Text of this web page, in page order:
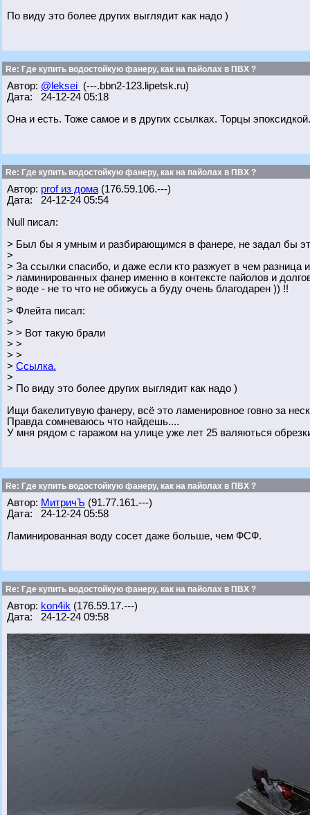
По виду это более других выглядит как надо )
Re: Где купить водостойкую фанеру, как на пайолах в ПВХ ?
Автор: @leksei (---.bbn2-123.lipetsk.ru)
Дата: 24-12-24 05:18
Она и есть. Тоже самое и в других ссылках. Торцы
Re: Где купить водостойкую фанеру, как на пайолах в ПВХ ?
Автор: prof из дома (176.59.106.---)
Дата: 24-12-24 05:54
Null писал:
> Был бы я умным и разбирающимся в фанере, не задал бы
>
> За ссылки спасибо, и даже если кто разжует в чем разница
> ламинированных фанер именно в контексте пайолов и
> воде - не то что не обижусь а буду очень благодарен )) !!
>
> Флейта писал:
>
> > Вот такую брали
> >
> >
> Ссылка.
>
> По виду это более других выглядит как надо )
Ищи бакелитувую фанеру, всё это ламенировное говно за
Правда сомневаюсь что найдешь....
У мня рядом с гаражом на улице уже лет 25 валяються
Re: Где купить водостойкую фанеру, как на пайолах в ПВХ ?
Автор: МитричЪ (91.77.161.---)
Дата: 24-12-24 05:58
Ламинированная воду сосет даже больше, чем ФСФ.
Re: Где купить водостойкую фанеру, как на пайолах в ПВХ ?
Автор: kon4ik (176.59.17.---)
Дата: 24-12-24 09:58